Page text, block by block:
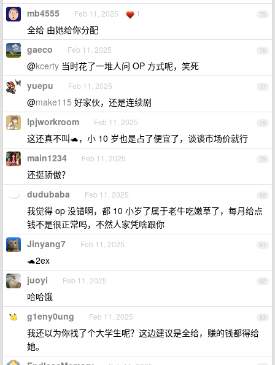
75
mb4555 Feb 11, 2025 1
全给 由她给你分配
76
gaeco Feb 11, 2025
@kcerty 当时花了一堆人问 OP 方式呢，笑死
77
yuepu Feb 11, 2025
@make115 好家伙，还是连续剧
78
lpjworkroom Feb 11, 2025
这还真不叫🐢，小 10 岁也是占了便宜了，谈谈市场价就行
79
main1234 Feb 11, 2025
还挺骄傲？
80
dudubaba Feb 11, 2025
我觉得 op 没错啊，都 10 小岁了属于老牛吃嫩草了，每月给点
钱不是很正常吗，不然人家凭啥跟你
81
Jinyang7 Feb 11, 2025
🐢2ex
82
juoyi Feb 11, 2025
哈哈饿
83
g1eny0ung Feb 11, 2025
我还以为你找了个大学生呢？这边建议是全给，赚的钱都得给
她。